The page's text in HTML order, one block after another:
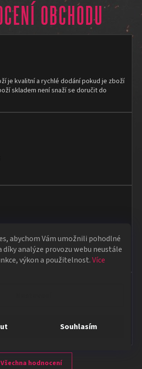
abychom Vám umožnili pohodlné
analýze provozu webu neustále
výkon a použitelnost.Více
Souhlasím
OBCHODU
je kvalitní a rychlé dodání pokud je zboží
skladem není snaží se doručit do
úspěch s kouzelnickým představením
dorazila po 4 dnech, takže
Všechna hodnocení